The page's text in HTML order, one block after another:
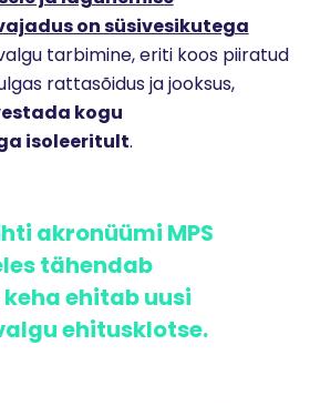
on süsivesikutega
tarbimine, eriti koos piiratud
rattasõidus ja jooksus,
kogu
isoleeritult.
akronüümi MPS
tähendab
ehitab uusi
ehitusklotse.